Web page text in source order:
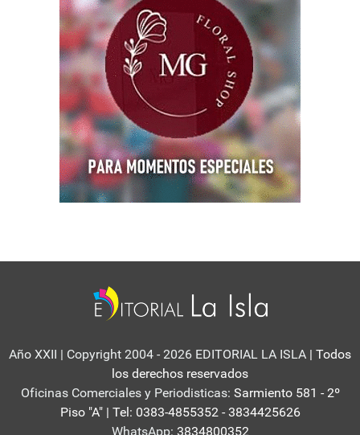
Año XXII | Copyright 2004 - 2026 EDITORIAL LA ISLA | Todos
los derechos reservados
Oficinas Comerciales y Periodisticas: Sarmiento 581 - 2º
Piso "A" | Tel: 0383-4855352 - 3834425626
WhatsApp: 3834800352